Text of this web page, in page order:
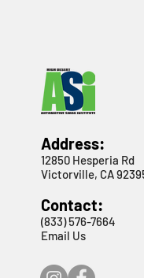
Address:
12850 Hesperia Rd
Victorville, CA
Contact:
(833) 576-7664
Email Us